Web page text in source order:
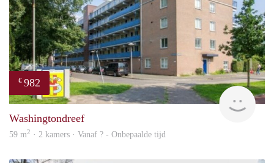
€ 982
Washingtondreef
59 m2 · 2 kamers · Vanaf ? - Onbepaalde tijd